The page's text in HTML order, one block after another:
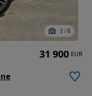
1 / 6
31 900 EUR